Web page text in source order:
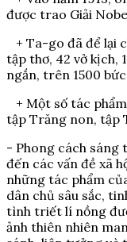
được trao Giải
+ Ta-go đã để lại
tập thơ, 42 vở kịch,
ngắn, trên 1500
+ Một số tác
tập Trăng non, tập
- Phong cách sáng
đến các vấn đề xã
những tác phẩm
dân chủ sâu sắc,
tình triết lí nồng
ảnh thiên nhiên